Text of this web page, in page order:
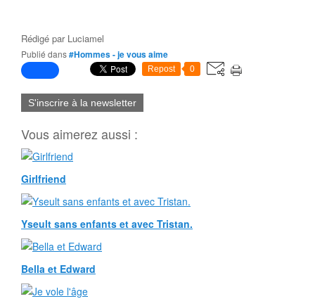
Rédigé par Luciamel
Publié dans#Hommes - je vous aime
Repost 0
S'inscrire à la newsletter
Vous aimerez aussi :
Girlfriend
Yseult sans enfants et avec Tristan.
Bella et Edward